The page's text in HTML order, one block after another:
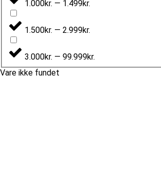
1.000kr. — 1.499kr.
1.500kr. — 2.999kr.
3.000kr. — 99.999kr.
Vare ikke fundet